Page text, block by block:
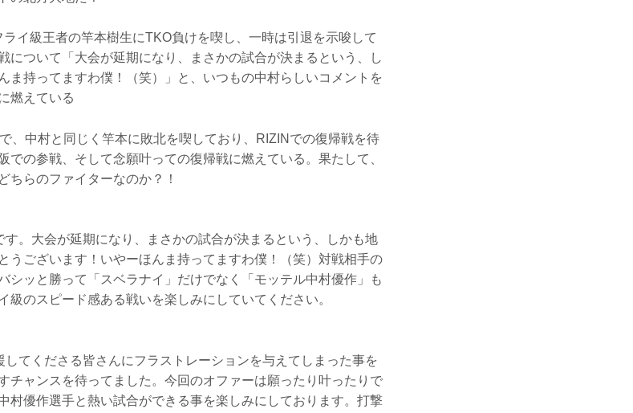
イ級王者の竿本樹生にTKO負けを喫し、一時は引退を示唆して
について「大会が延期になり、まさかの試合が決まるという、し
ま持ってますわ僕！（笑）」と、いつもの中村らしいコメントを
燃えている
、中村と同じく竿本に敗北を喫しており、RIZINでの復帰戦を待
での参戦、そして念願叶っての復帰戦に燃えている。果たして、
ちらのファイターなのか？！
。大会が延期になり、まさかの試合が決まるという、しかも地
うございます！いやーほんま持ってますわ僕！（笑）対戦相手の
シッと勝って「スベラナイ」だけでなく「モッテル中村優作」も
級のスピード感ある戦いを楽しみにしていてください。
てくださる皆さんにフラストレーションを与えてしまった事を
チャンスを待ってました。今回のオファーは願ったり叶ったりで
村優作選手と熱い試合ができる事を楽しみにしております。打撃